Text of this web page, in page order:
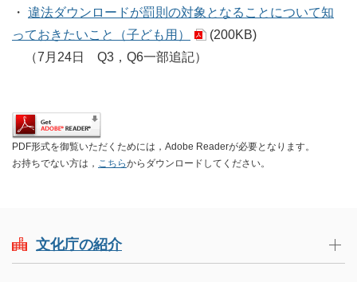
・ 違法ダウンロードが罰則の対象となることについて知
っておきたいこと（子ども用）
(200KB)
（7月24日 Q3，Q6一部追記）
PDF形式を御覧いただくためには，Adobe Readerが必要となります。
お持ちでない方は， こちらからダウンロードしてください。
文化庁の紹介